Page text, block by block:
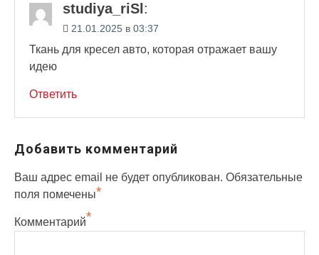
studiya_riSl :
21.01.2025 в 03:37
Ткань для кресел авто, которая отражает вашу
идею
Ответить
Добавить комментарий
Ваш адрес email не будет опубликован. Обязательные
поля помечены*
Комментарий*